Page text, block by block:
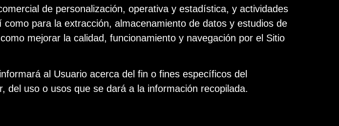
de personalización, operativa y estadística, y actividades
para la extracción, almacenamiento de datos y estudios de
mejorar la calidad, funcionamiento y navegación por el Sitio
al Usuario acerca del fin o fines específicos del
uso o usos que se dará a la información recopilada.